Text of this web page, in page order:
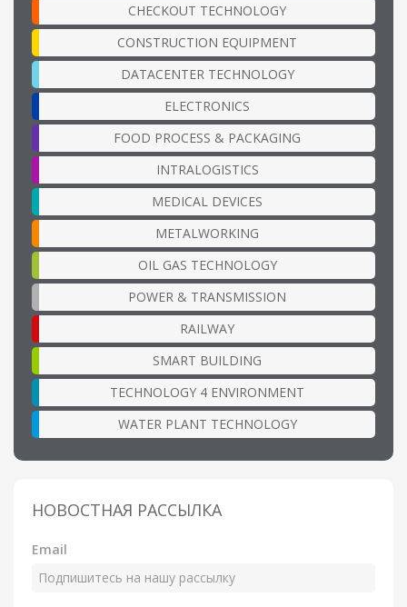
CHECKOUT TECHNOLOGY
CONSTRUCTION EQUIPMENT
DATACENTER TECHNOLOGY
ELECTRONICS
FOOD PROCESS & PACKAGING
INTRALOGISTICS
MEDICAL DEVICES
METALWORKING
OIL GAS TECHNOLOGY
POWER & TRANSMISSION
RAILWAY
SMART BUILDING
TECHNOLOGY 4 ENVIRONMENT
WATER PLANT TECHNOLOGY
НОВОСТНАЯ РАССЫЛКА
Email